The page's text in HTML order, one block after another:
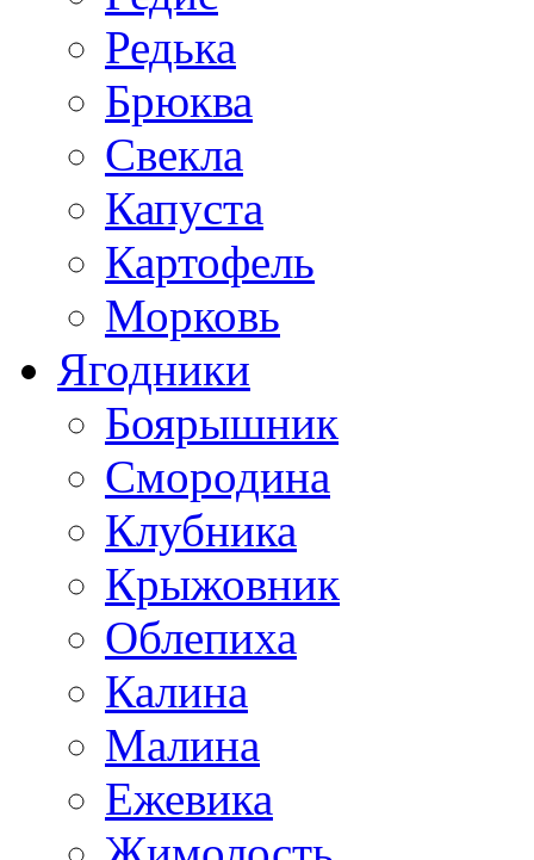
Редька
Брюква
Свекла
Капуста
Картофель
Морковь
Ягодники
Боярышник
Смородина
Клубника
Крыжовник
Облепиха
Калина
Малина
Ежевика